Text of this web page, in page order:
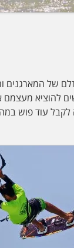
בשיאה (10-15 קשר) אולם
20 קשר) ואפשרה
עוד פוש